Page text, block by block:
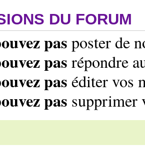
DU FORUM
pas poster de
pas répondre
pas éditer vos
pas supprimer